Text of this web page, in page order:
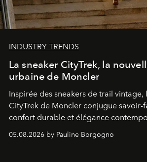
INDUSTRY TRENDS
La sneaker CityTrek, la
urbaine de Moncler
Inspirée des sneakers de trail vintage,
CityTrek de Moncler conjugue savoir-
confort durable et élégance
accompagner les explorations du
05.08.2026 by Pauline Borgogno